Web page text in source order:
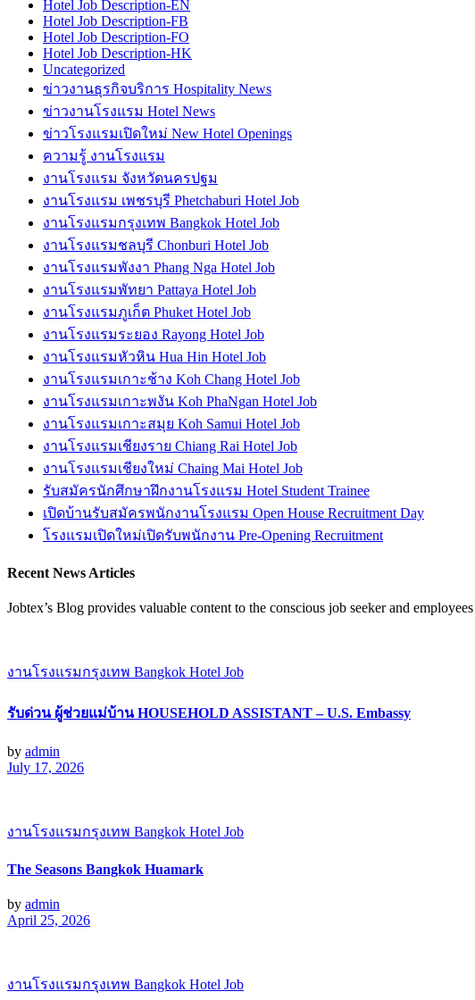
Hotel Job Description-EN
Hotel Job Description-FB
Hotel Job Description-FO
Hotel Job Description-HK
Uncategorized
ข่าวงานธุรกิจบริการ Hospitality News
ข่าวงานโรงแรม Hotel News
ข่าวโรงแรมเปิดใหม่ New Hotel Openings
ความรู้ งานโรงแรม
งานโรงแรม จังหวัดนครปฐม
งานโรงแรม เพชรบุรี Phetchaburi Hotel Job
งานโรงแรมกรุงเทพ Bangkok Hotel Job
งานโรงแรมชลบุรี Chonburi Hotel Job
งานโรงแรมพังงา Phang Nga Hotel Job
งานโรงแรมพัทยา Pattaya Hotel Job
งานโรงแรมภูเก็ต Phuket Hotel Job
งานโรงแรมระยอง Rayong Hotel Job
งานโรงแรมหัวหิน Hua Hin Hotel Job
งานโรงแรมเกาะช้าง Koh Chang Hotel Job
งานโรงแรมเกาะพงัน Koh PhaNgan Hotel Job
งานโรงแรมเกาะสมุย Koh Samui Hotel Job
งานโรงแรมเชียงราย Chiang Rai Hotel Job
งานโรงแรมเชียงใหม่ Chaing Mai Hotel Job
รับสมัครนักศึกษาฝึกงานโรงแรม Hotel Student Trainee
เปิดบ้านรับสมัครพนักงานโรงแรม Open House Recruitment Day
โรงแรมเปิดใหม่เปิดรับพนักงาน Pre-Opening Recruitment
Recent News Articles
Jobtex’s Blog provides valuable content to the conscious job seeker and employees
งานโรงแรมกรุงเทพ Bangkok Hotel Job
รับด่วน ผู้ช่วยแม่บ้าน HOUSEHOLD ASSISTANT – U.S. Embassy
by admin
July 17, 2026
งานโรงแรมกรุงเทพ Bangkok Hotel Job
The Seasons Bangkok Huamark
by admin
April 25, 2026
งานโรงแรมกรุงเทพ Bangkok Hotel Job